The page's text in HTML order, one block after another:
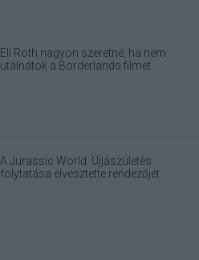
Eli Roth nagyon szeretné, ha nem
utálnátok a Borderlands filmet
A Jurassic World: Újjászületés
folytatása elvesztette rendezőjét